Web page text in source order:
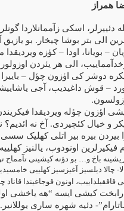
همراز
دئییرلر، اسکی زآممانلاردا
الی بتر بوشا چیخار. بو
– بویانا، اودا – کؤزه
الی هر یئردن
دوشر کی اؤزون چؤل – باییرا
– قوش داغیدیب، آجی
.
اؤزون چؤله ویردیقدا
و خیال کئچیردی. آخ نه ائدیم؟
بیردن بیره بیر اتلی کهلیک
فیکیرلرین اونودوب، یالنیز
باخ و… بو دؤنه کیشینی تآمماح
چالا دیلسیز آغیزسیز کهلییی
قاققیلداییب، اونون قوجاغیندا قاناد
کیشی ایسه “هه یاخشی
دئیه شهره ساری